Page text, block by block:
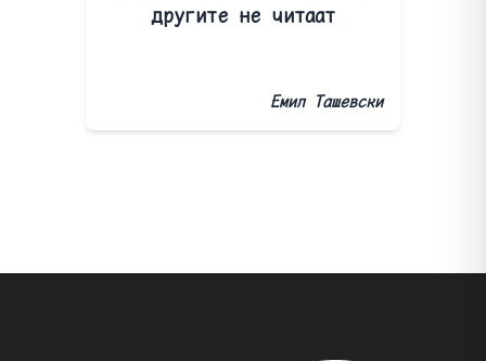
другите не читаат
Емил Ташевски